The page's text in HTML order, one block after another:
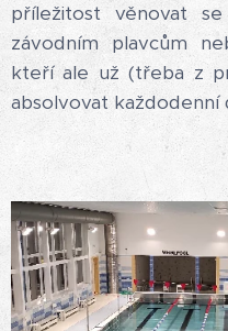
příležitost věnovat
závodním plavcům
kteří ale už (třeba z
absolvovat každodenní